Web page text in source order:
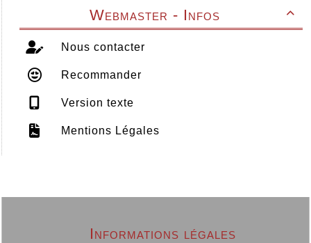

Webmaster - Infos
Nous contacter
Recommander
Version texte
Mentions Légales
Informations légales